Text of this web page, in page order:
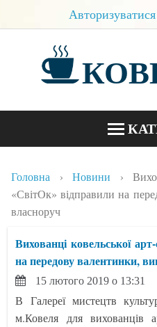
Головна Новини
«СвітОк» відправили на
власноруч
Вихованці ковельської
на передову валентинки,
15 лютого 2019 о 13:31
В Галереї мистецтв
м.Ковеля для вихованців